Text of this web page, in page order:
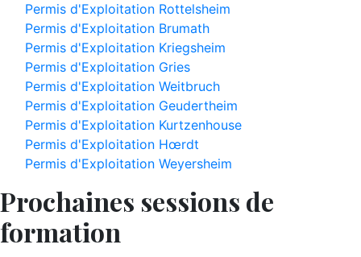
Permis d'Exploitation Rottelsheim
Permis d'Exploitation Brumath
Permis d'Exploitation Kriegsheim
Permis d'Exploitation Gries
Permis d'Exploitation Weitbruch
Permis d'Exploitation Geudertheim
Permis d'Exploitation Kurtzenhouse
Permis d'Exploitation Hœrdt
Permis d'Exploitation Weyersheim
Prochaines sessions de
formation